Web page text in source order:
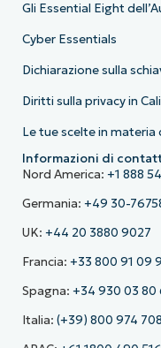
Gli Essential Eight
Cyber Essentials
Dichiarazione sulla
Diritti sulla privacy in
Le tue scelte in materia
Informazioni di
Nord America: +1 888
Germania: +49 30-
UK: +44 20 3880 9027
Francia: +33 800 91 09
Spagna: +34 930 03 80
Italia: (+39) 800 974 708